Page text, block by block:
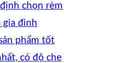
chọn rèm
gia đình
phẩm tốt
có độ che